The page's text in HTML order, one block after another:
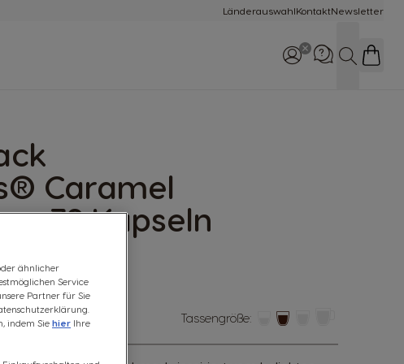
LänderauswahlKontaktNewsletter
Suche
Caramel
- 72 Kapseln
Symbol
Tassengröße:
ähnlicher
Service
Partner für Sie
indem Sie hier Ihre